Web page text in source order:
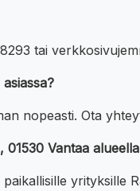
tai
nopeasti. Ota
Vantaa
yrityksille